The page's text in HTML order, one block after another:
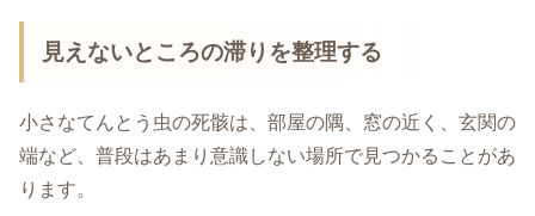
見えないところの滞りを整理する
小さなてんとう虫の死骸は、部屋の隅、窓の近く、玄関の
端など、普段はあまり意識しない場所で見つかることがあ
ります。